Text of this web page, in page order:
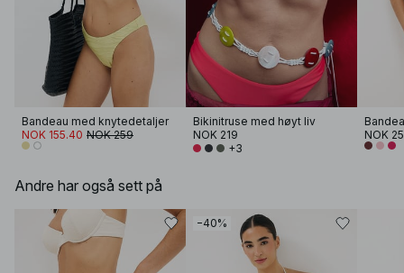
Bandeau med knytedetaljer
NOK 155.40 NOK 259
Bikinitruse med høyt liv
NOK 219
+3
NOK
Andre har også sett på
−40%